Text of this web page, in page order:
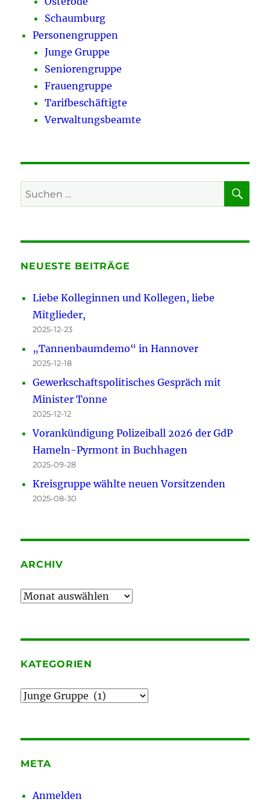
Schaumburg
Personengruppen
Junge Gruppe
Seniorengruppe
Frauengruppe
Tarifbeschäftigte
Verwaltungsbeamte
Suchen
nach:
NEUESTE BEITRÄGE
Liebe Kolleginnen und Kollegen, liebe
Mitglieder,
2025-12-23
„Tannenbaumdemo“ in Hannover
2025-12-18
Gewerkschaftspolitisches Gespräch mit
Minister Tonne
2025-12-12
Vorankündigung Polizeiball 2026 der GdP
Hameln-Pyrmont in Buchhagen
2025-09-28
Kreisgruppe wählte neuen Vorsitzenden
2025-08-30
ARCHIV
Archiv
KATEGORIEN
Kategorien
META
Anmelden